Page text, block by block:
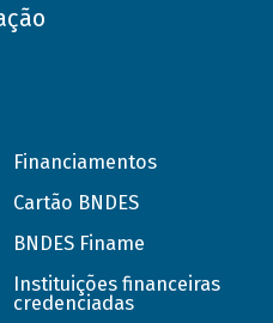
Financiamentos
Cartão BNDES
BNDES Finame
Instituições financeiras
credenciadas